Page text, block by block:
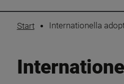
Start Internationella